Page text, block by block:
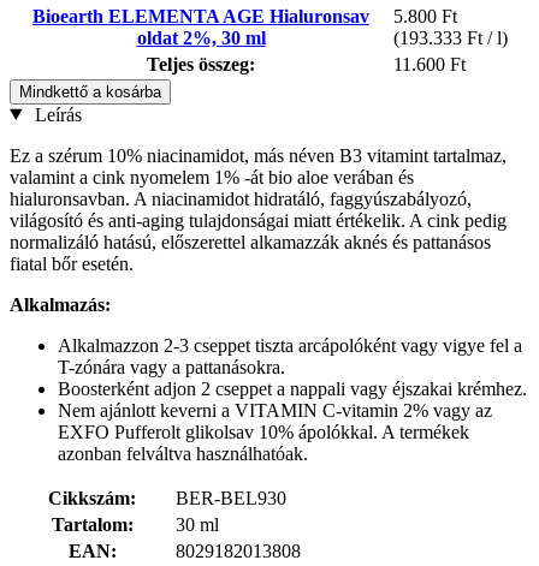
Bioearth ELEMENTA AGE Hialuronsav
oldat 2%, 30 ml
5.800 Ft
(193.333 Ft / l)
Teljes összeg:
11.600 Ft
Mindkettő a kosárba
Leírás
Ez a szérum 10% niacinamidot, más néven B3 vitamint tartalmaz,
valamint a cink nyomelem 1% -át bio aloe verában és
hialuronsavban. A niacinamidot hidratáló, faggyúszabályozó,
világosító és anti-aging tulajdonságai miatt értékelik. A cink pedig
normalizáló hatású, előszerettel alkamazzák aknés és pattanásos
fiatal bőr esetén.
Alkalmazás:
Alkalmazzon 2-3 cseppet tiszta arcápolóként vagy vigye fel a
T-zónára vagy a pattanásokra.
Boosterként adjon 2 cseppet a nappali vagy éjszakai krémhez.
Nem ajánlott keverni a VITAMIN C-vitamin 2% vagy az
EXFO Pufferolt glikolsav 10% ápolókkal. A termékek
azonban felváltva használhatóak.
Cikkszám:
BER-BEL930
Tartalom:
30 ml
EAN:
8029182013808